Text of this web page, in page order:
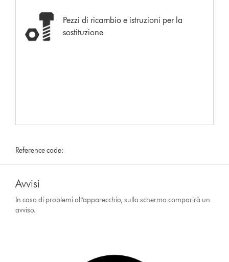
Pezzi di ricambio e istruzioni per la
sostituzione
Reference code:
Avvisi
In caso di problemi all’apparecchio, sullo schermo comparirà un
avviso.